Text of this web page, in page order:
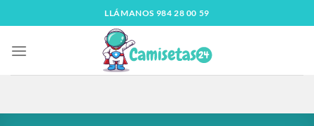
LLÁMANOS 984 28 00 59